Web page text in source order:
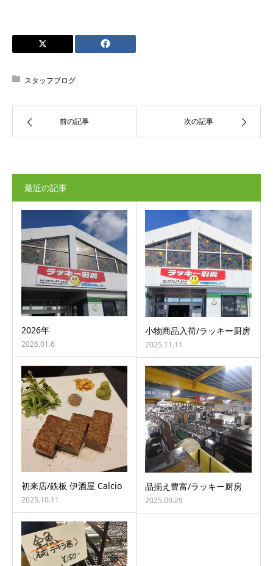
スタッフブログ
前の記事 次の記事
最近の記事
2026年
2026.01.6
小物商品入荷/ラッキー厨房
2025.11.11
初来店/鉄板 伊酒屋 Calcio
2025.10.11
品揃え豊富/ラッキー厨房
2025.09.29